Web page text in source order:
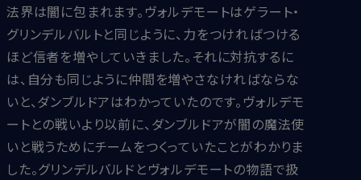
法界は闇に包まれます。ヴォルデモートはゲラート・
グリンデルバルトと同じように、力をつければつける
ほど信者を増やしていきました。それに対抗するに
は、自分も同じように仲間を増やさなければならな
いと、ダンブルドアはわかっていたのです。ヴォルデモ
ートとの戦いより以前に、ダンブルドアが闇の魔法使
いと戦うためにチームをつくっていたことがわかりま
した。グリンデルバルドとヴォルデモートの物語で扱